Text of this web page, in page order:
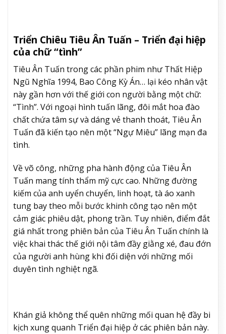
Triển Chiêu Tiêu Ân Tuấn – Triển đại hiệp
của chữ “tình”
Tiêu Ân Tuấn trong các phần phim như Thất Hiệp
Ngũ Nghĩa 1994, Bao Công Kỳ Án… lại kéo nhân vật
này gần hơn với thế giới con người bằng một chữ:
“Tình”. Với ngoại hình tuấn lãng, đôi mắt hoa đào
chất chứa tâm sự và dáng vẻ thanh thoát, Tiêu Ân
Tuấn đã kiến tạo nên một “Ngự Miêu” lãng mạn đa
tình.
Về võ công, những pha hành động của Tiêu Ân
Tuấn mang tính thẩm mỹ cực cao. Những đường
kiếm của anh uyển chuyển, linh hoạt, tà áo xanh
tung bay theo mỗi bước khinh công tạo nên một
cảm giác phiêu dật, phong trần. Tuy nhiên, điểm đắt
giá nhất trong phiên bản của Tiêu Ân Tuấn chính là
việc khai thác thế giới nội tâm đầy giằng xé, đau đớn
của người anh hùng khi đối diện với những mối
duyên tình nghiệt ngã.
Khán giả không thể quên những mối quan hệ đầy bi
kịch xung quanh Triển đại hiệp ở các phiên bản này.